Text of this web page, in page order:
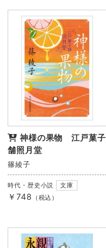
神様の果物 江戸菓子
舗照月堂
篠綾子
時代・歴史小説 文庫
￥748 （税込）